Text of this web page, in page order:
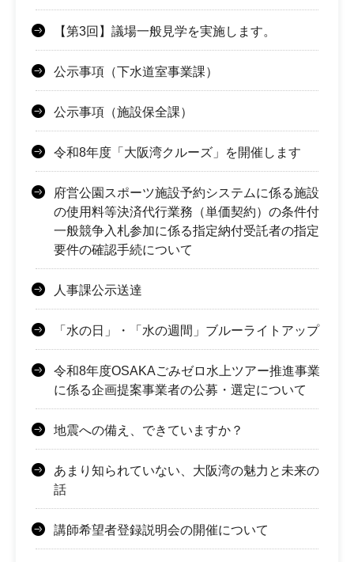
【第3回】議場一般見学を実施します。
公示事項（下水道室事業課）
公示事項（施設保全課）
令和8年度「大阪湾クルーズ」を開催します
府営公園スポーツ施設予約システムに係る施設
の使用料等決済代行業務（単価契約）の条件付
一般競争入札参加に係る指定納付受託者の指定
要件の確認手続について
人事課公示送達
「水の日」・「水の週間」ブルーライトアップ
令和8年度OSAKAごみゼロ水上ツアー推進事業
に係る企画提案事業者の公募・選定について
地震への備え、できていますか？
あまり知られていない、大阪湾の魅力と未来の
話
講師希望者登録説明会の開催について